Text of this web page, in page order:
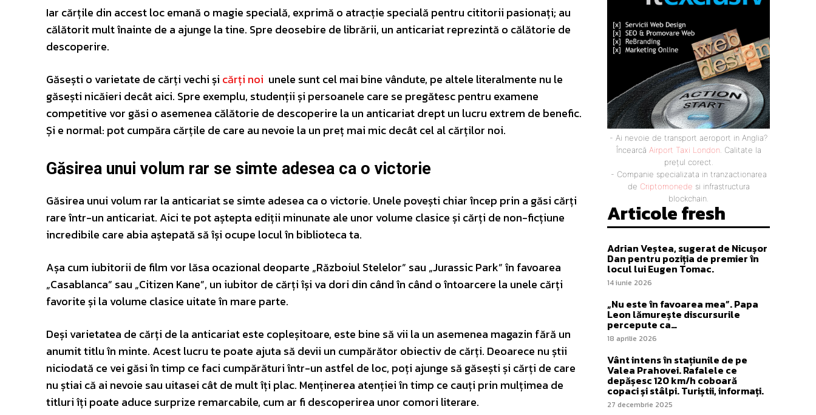
Iar cărțile din accest loc emană o magie specială, exprimă o atracție specială pentru cititorii pasionați; au
călătorit mult înainte de a ajunge la tine. Spre deosebire de librării, un anticariat reprezintă o călătorie de
descoperire.
Găsești o varietate de cărți vechi și cărți noi unele sunt cel mai bine vândute, pe altele literalmente nu le
găsești nicăieri decât aici. Spre exemplu, studenții și persoanele care se pregătesc pentru examene
competitive vor găsi o asemenea călătorie de descoperire la un anticariat drept un lucru extrem de benefic.
Și e normal: pot cumpăra cărțile de care au nevoie la un preț mai mic decât cel al cărților noi.
Găsirea unui volum rar se simte adesea ca o victorie
Găsirea unui volum rar la anticariat se simte adesea ca o victorie. Unele povești chiar încep prin a găsi cărți
rare într-un anticariat. Aici te pot aștepta ediții minunate ale unor volume clasice și cărți de non-ficțiune
incredibile care abia aștepată să își ocupe locul în biblioteca ta.
Așa cum iubitorii de film vor lăsa ocazional deoparte „Războiul Stelelor” sau „Jurassic Park” în favoarea
„Casablanca” sau „Citizen Kane”, un iubitor de cărți își va dori din când în când o întoarcere la unele cărți
favorite și la volume clasice uitate în mare parte.
Deși varietatea de cărți de la anticariat este copleșitoare, este bine să vii la un asemenea magazin fără un
anumit titlu în minte. Acest lucru te poate ajuta să devii un cumpărător obiectiv de cărți. Deoarece nu știi
niciodată ce vei găsi în timp ce faci cumpărături într-un astfel de loc, poți ajunge să găsești și cărți de care
nu știai că ai nevoie sau uitasei cât de mult îți plac. Menținerea atenției în timp ce cauți prin mulțimea de
titluri îți poate aduce surprize remarcabile, cum ar fi descoperirea unor comori literare.
- Ai nevoie de transport aeroport in Anglia?
Încearcă Airport Taxi London. Calitate la
prețul corect.
- Companie specializata in tranzactionarea
de Criptomonede si infrastructura
blockchain.
Articole fresh
Adrian Veștea, sugerat de Nicușor
Dan pentru poziția de premier în
locul lui Eugen Tomac.
14 iunie 2026
„Nu este în favoarea mea”. Papa
Leon lămurește discursurile
percepute ca…
18 aprilie 2026
Vânt intens în stațiunile de pe
Valea Prahovei. Rafalele ce
depășesc 120 km/h coboară
copaci și stâlpi. Turiștii, informați.
27 decembrie 2025